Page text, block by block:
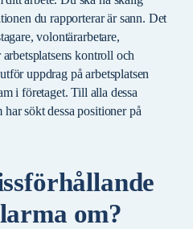
du rapporterar är sann. Det
volontärarbetare,
kontroll och
uppdrag på arbetsplatsen
i företaget. Till alla dessa
sökt dessa positioner på
om?